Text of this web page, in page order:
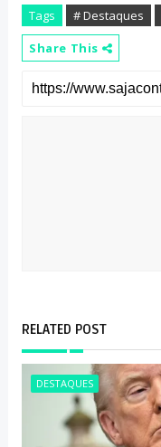
Tags # Destaques
Share This
RELATED POST
DESTAQUES